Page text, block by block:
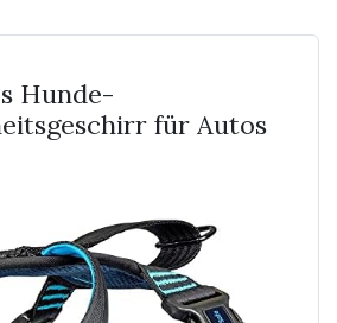
Hunde-
für Autos